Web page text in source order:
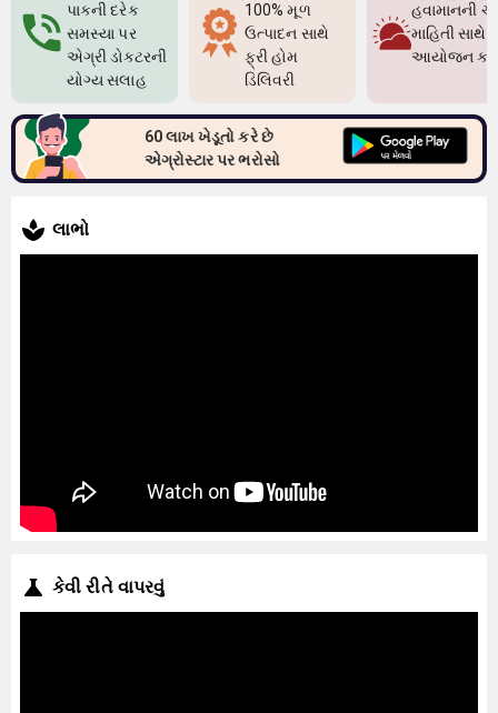
પાકની દરેક
સમસ્યા પર
એગ્રી ડોક્ટરની
યોગ્ય સલાહ
100% મૂળ
ઉત્પાદન સાથે
ફ્રી હોમ
ડિલિવરી
હવામાનની
માહિતી સાથે
આયોજન
60 લાખ ખેડૂતો કરે છે
એગ્રોસ્ટાર પર ભરોસો
લાભો
કેવી રીતે વાપરવું